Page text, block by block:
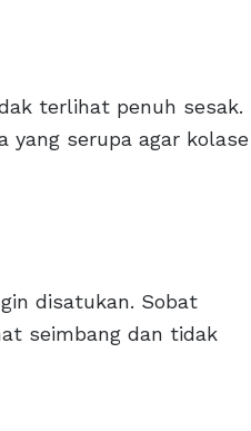
terlihat penuh sesak.
yang serupa agar kolase
disatukan. Sobat
seimbang dan tidak